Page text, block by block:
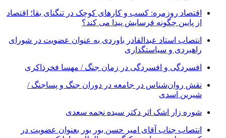
اقتصاد روزمره: کسب‌ و کارهای کوچک در تنگنای بقا؛ اقتصاد
از پایین چگونه فرسایش پیدا می کند؟
انتصاب استاد عبدالقادر باوردی به عنوان عضویت در شورای
راهبردی و سیاستگذاری
افسردگی و افسردگی در زمان جنگ / مهسا فخرذاکری
نقش روان‌شناس در جامعه در دوران جنگ و پساجنگ /
شیرین اسدی
شوره زار اشک اثر دکتر سیده نجمه سعدی
انتصاب جناب آقای امیر حسن بور بور بعنوان عضویت در